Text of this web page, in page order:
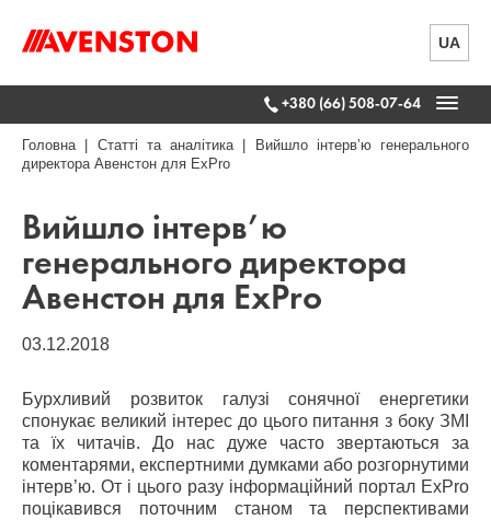
UA
+380 (66) 508-07-64
Головна| Статті та аналітика|
Вийшло інтерв’ю генерального
директора Авенстон для ExPro
Вийшло інтерв’ю
генерального директора
Авенстон для ExPro
03.12.2018
Бурхливий розвиток галузі сонячної енергетики
спонукає великий інтерес до цього питання з боку ЗМІ
та їх читачів. До нас дуже часто звертаються за
коментарями, експертними думками або розгорнутими
інтерв’ю. От і цього разу інформаційний портал ExPro
поцікавився поточним станом та перспективами